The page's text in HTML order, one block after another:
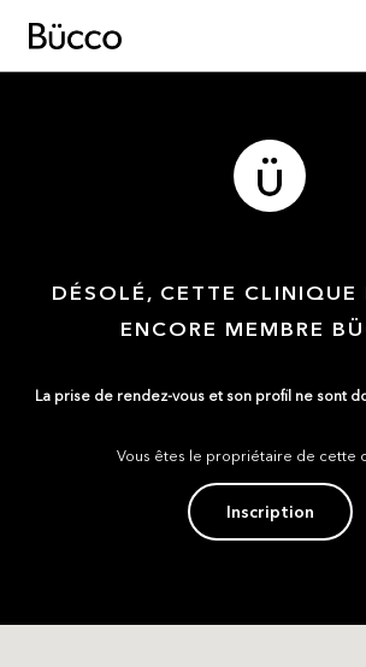
DÉSOLÉ, CETTE CLINIQUE
ENCORE MEMBRE
La prise de rendez-vous et son profil ne sont
Vous êtes le propriétaire de cette
Inscription